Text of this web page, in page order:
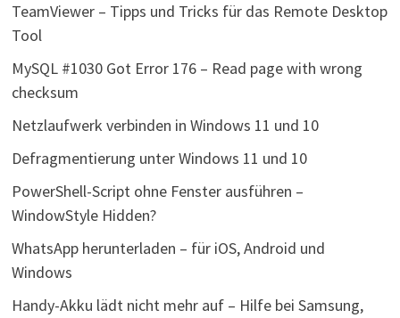
TeamViewer – Tipps und Tricks für das Remote Desktop
Tool
MySQL #1030 Got Error 176 – Read page with wrong
checksum
Netzlaufwerk verbinden in Windows 11 und 10
Defragmentierung unter Windows 11 und 10
PowerShell-Script ohne Fenster ausführen –
WindowStyle Hidden?
WhatsApp herunterladen – für iOS, Android und
Windows
Handy-Akku lädt nicht mehr auf – Hilfe bei Samsung,